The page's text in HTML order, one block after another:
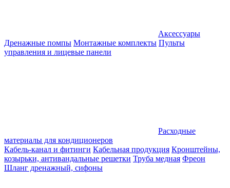
Аксессуары
Дренажные помпы Монтажные комплекты Пульты
управления и лицевые панели
Расходные
материалы для кондиционеров
Кабель-канал и фитинги Кабельная продукция Кронштейны,
козырьки, антивандальные решетки Труба медная Фреон
Шланг дренажный, сифоны